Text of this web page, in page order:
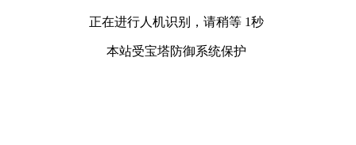
正在进行人机识别，请稍等 1秒
本站受宝塔防御系统保护